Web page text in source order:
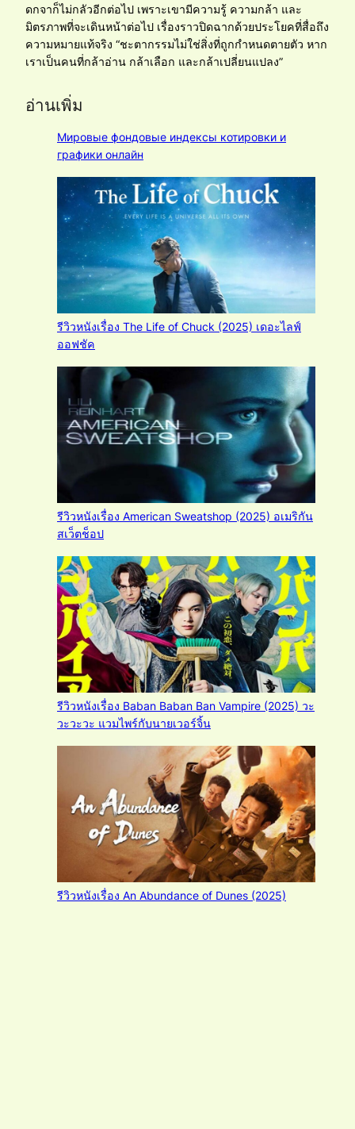
ดกจาก็ไม่กลัวอีกต่อไป เพราะเขามีความรู้ ความกล้า และ
มิตรภาพที่จะเดินหน้าต่อไป เรื่องราวปิดฉากด้วยประโยคที่สื่อถึง
ความหมายแท้จริง “ชะตากรรมไม่ใช่สิ่งที่ถูกกำหนดตายตัว หาก
เราเป็นคนที่กล้าอ่าน กล้าเลือก และกล้าเปลี่ยนแปลง”
อ่านเพิ่ม
Мировые фондовые индексы котировки и
графики онлайн
รีวิวหนังเรื่อง The Life of Chuck (2025) เดอะไลฟ์
ออฟชัค
รีวิวหนังเรื่อง American Sweatshop (2025) อเมริกัน
สเว็ตช็อป
รีวิวหนังเรื่อง Baban Baban Ban Vampire (2025) วะ
วะวะวะ แวมไพร์กับนายเวอร์จิ้น
รีวิวหนังเรื่อง An Abundance of Dunes (2025)